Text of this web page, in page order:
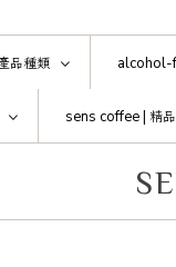
品種類 alcohol-
sens coffee | 精